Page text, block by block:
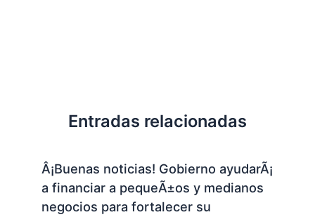
Entradas relacionadas
Â¡Buenas noticias! Gobierno ayudarÃ¡
a financiar a pequeÃ±os y medianos
negocios para fortalecer su